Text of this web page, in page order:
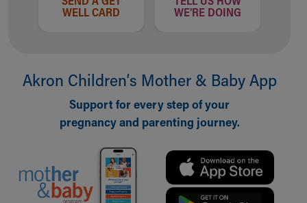
WELL CARD
WE'RE DOING
Akron Children‘s Mother & Baby App
Support for every step of your
pregnancy and parenting journey.